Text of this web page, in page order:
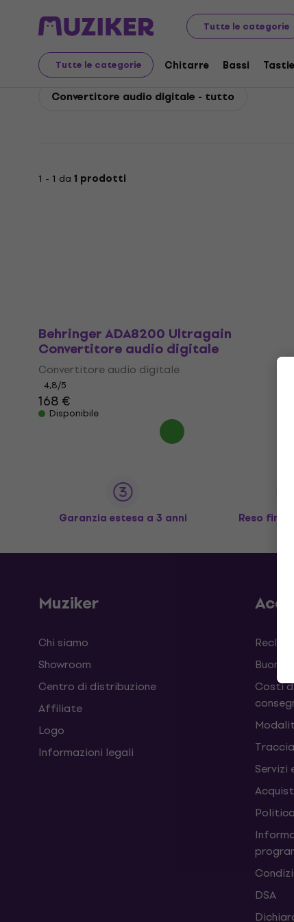
Tutte le categorie
Tutte le categorie Chitarre Bassi
Behringer Studio Behringer Convertitore audio
Behringer
Convertitore audio digitale - tutto
1 - 1 da 1 prodotti
Behringer ADA8200 Ultragain
Convertitore audio digitale
Convertitore audio digitale
4,8/5
168 €
Disponibile
Garanzia estesa a 3 anni Reso fino
Muziker
Chi siamo
Showroom
Centro di distribuzione
Affiliate
Logo
Informazioni legali
Buoni
Costi
Servizi
DSA